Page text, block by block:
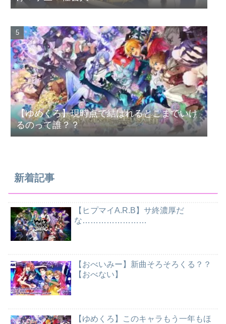
【ゆめくろ】現時点で結ばれるとこまでいけ
るのって誰？？
新着記事
【ヒプマイA.R.B】サ終濃厚だ
な……………………
【おべいみー】新曲そろそろくる？？
【おべない】
【ゆめくろ】このキャラもう一年もほ